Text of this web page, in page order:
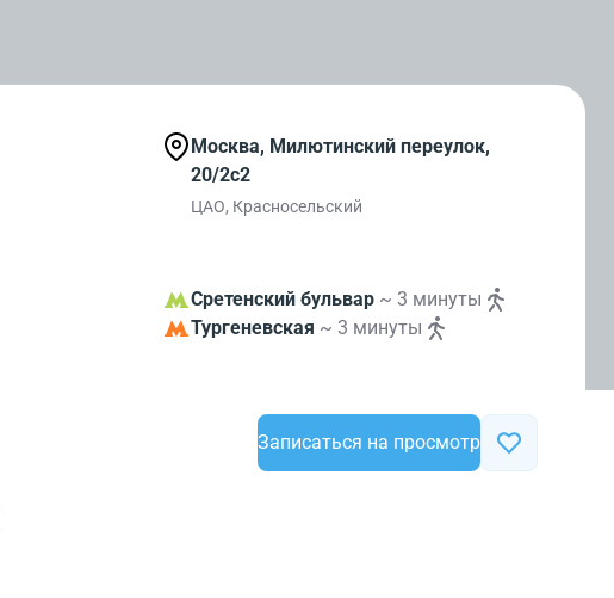
Москва, Милютинский переулок,
20/2с2
ЦАО, Красносельский
Сретенский бульвар ~ 3 минуты
Тургеневская ~ 3 минуты
Записаться на просмотр